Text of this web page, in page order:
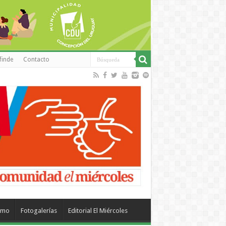
Contacto
Fotogalerías Editorial El Miércoles